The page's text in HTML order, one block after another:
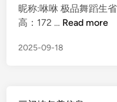
n
昵称:咻咻 极品舞蹈生
高：172 … 浙
杭
Read more
2025-09-18